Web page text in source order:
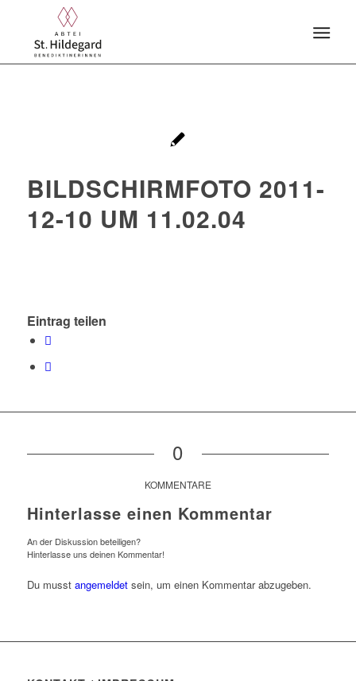
BILDSCHIRMFOTO 2011-
12-10 UM 11.02.04
Eintrag teilen
0
KOMMENTARE
Hinterlasse einen Kommentar
An der Diskussion beteiligen?
Hinterlasse uns deinen Kommentar!
Du musst angemeldetsein, um einen Kommentar abzugeben.